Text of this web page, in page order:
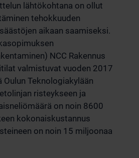
lähtökohtana on ollut
tehokkuuden
aikaan saamiseksi.
NCC Rakennus
valmistuvat vuoden 2017
Oulun Teknologiakylään
risteykseen ja
on noin 8600
kokonaiskustannus
on noin 15 miljoonaa